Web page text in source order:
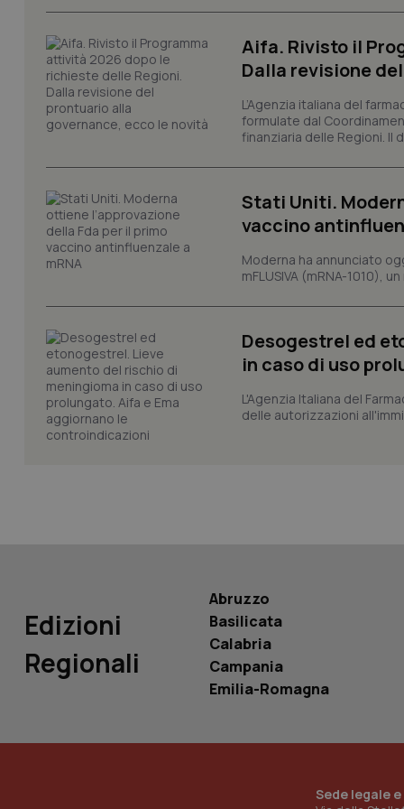
Aifa. Rivisto il
Dalla revisione
L’Agenzia italiana del
formulate dal
finanziaria delle Regioni. Il
Stati Uniti.
vaccino
Moderna ha annunciato
mFLUSIVA (mRNA-1010),
Desogestrel ed
in caso di uso
L'Agenzia Italiana del
delle autorizzazioni
Edizioni
Regionali
Abruzzo
Basilicata
Calabria
Campania
Emilia-Romagna
Sede legale
Nome
tracking-enable
session-id
_ga
VISITOR_INFO1_LIVE